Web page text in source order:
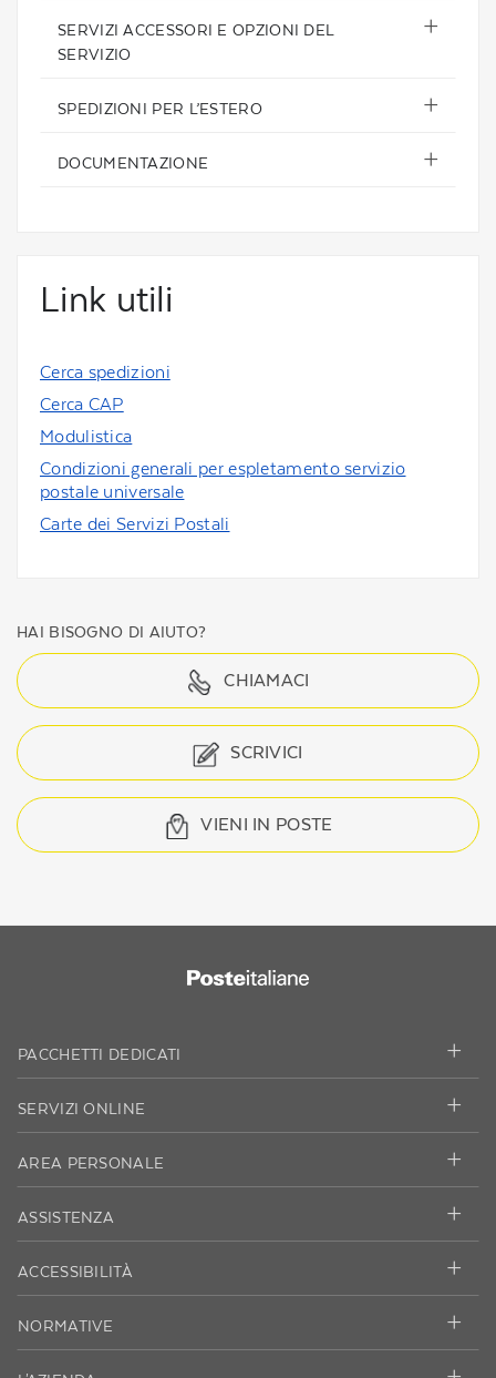
SERVIZI ACCESSORI E OPZIONI DEL
SERVIZIO
SPEDIZIONI PER L’ESTERO
DOCUMENTAZIONE
Link utili
Cerca spedizioni
Cerca CAP
Modulistica
Condizioni generali per espletamento servizio
postale universale
Carte dei Servizi Postali
HAI BISOGNO DI AIUTO?
CHIAMACI
SCRIVICI
VIENI IN POSTE
PACCHETTI DEDICATI
SERVIZI ONLINE
AREA PERSONALE
ASSISTENZA
ACCESSIBILITÀ
NORMATIVE